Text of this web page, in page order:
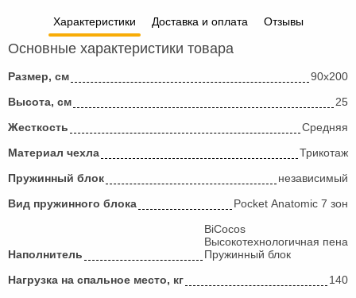
Характеристики Доставка и оплата Отзывы
Основные характеристики товара
Размер, см
90х200
Высота, см
25
Жесткость
Средняя
Материал чехла
Трикотаж
Пружинный блок
независимый
Вид пружинного блока
Pocket Anatomic 7 зон
Наполнитель
BiCocos
Высокотехнологичная пена
Пружинный блок
Нагрузка на спальное место, кг
140